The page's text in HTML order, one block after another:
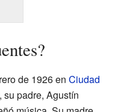
de 1926 en Ciudad
su padre, Agustín